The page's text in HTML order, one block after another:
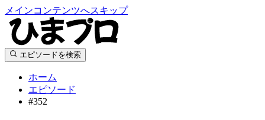
メインコンテンツへスキップ
エピソードを検索
ホーム
エピソード
#352